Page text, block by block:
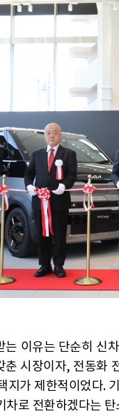
는 이유는 단순히 신
시장이자, 전동화
지가 제한적이었다.
로 전환하겠다는